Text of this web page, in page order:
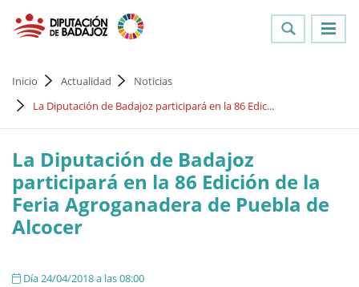
Inicio Actualidad
Noticias
La Diputación de Badajoz participará en la 86 Edic...
La Diputación de Badajoz
participará en la 86 Edición de la
Feria Agroganadera de Puebla de
Alcocer
Día 24/04/2018 a las 08:00